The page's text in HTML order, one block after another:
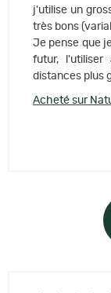
j'utilise un
très bons
Je pense que
futur,
distances plus
Acheté sur